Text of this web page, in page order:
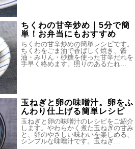
ちくわの甘辛炒め｜5分で簡
単！お弁当にもおすすめ
ちくわの甘辛炒めの簡単レシピです。
ちくわをごま油で香ばしく焼き、醤
油・みりん・砂糖を使った甘辛だれを
手早く絡めます。照りのあるたれ…
玉ねぎと卵の味噌汁。卵をふ
んわり仕上げる簡単レシピ
玉ねぎと卵の味噌汁のレシピをご紹介
します。やわらかく煮た玉ねぎの甘み
と、卵のやさしい味わいを楽しめる、
シンプルな味噌汁です。玉ねぎ…